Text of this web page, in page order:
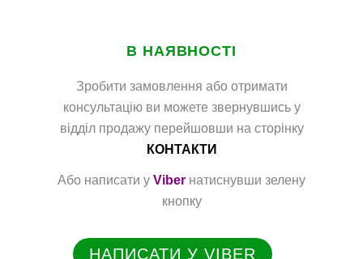
НАПИСАТИ У VIBER
В НАЯВНОСТІ
Зробити замовлення або отримати
консультацію ви можете звернувшись у
відділ продажу перейшовши на сторінку
КОНТАКТИ
Або написати у Viber натиснувши зелену
кнопку